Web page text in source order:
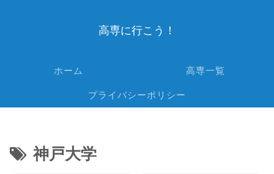
高専に行こう！
ホーム 高専一覧
プライバシーポリシー
神戸大学